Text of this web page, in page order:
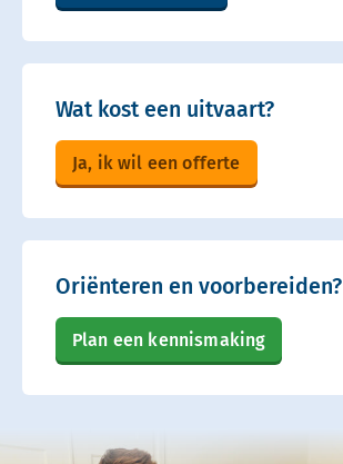
Wat kost een uitvaart?
Ja, ik wil een offerte
Oriënteren en voorbereiden?
Plan een kennismaking